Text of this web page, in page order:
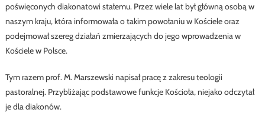
poświęconych diakonatowi stałemu. Przez wiele lat był główną osobą w
naszym kraju, która informowała o takim powołaniu w Kościele oraz
podejmował szereg działań zmierzających do jego wprowadzenia w
Kościele w Polsce.
Tym razem prof. M. Marszewski napisał pracę z zakresu teologii
pastoralnej. Przybliżając podstawowe funkcje Kościoła, niejako odczytał
je dla diakonów.